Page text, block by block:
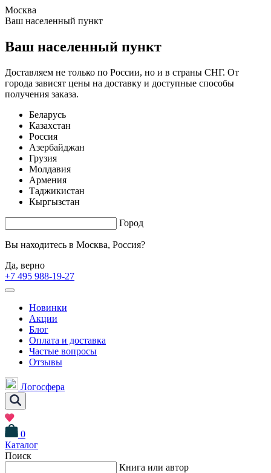
Москва
Ваш населенный пункт
Ваш населенный пункт
Доставляем не только по России, но и в страны СНГ. От
города зависят цены на доставку и доступные способы
получения заказа.
Беларусь
Казахстан
Россия
Азербайджан
Грузия
Молдавия
Армения
Таджикистан
Кыргызстан
Город
Вы находитесь в Москва, Россия?
Да, верно
+7 495 988-19-27
Новинки
Акции
Блог
Оплата и доставка
Частые вопросы
Отзывы
Логосфера
0
Каталог
Поиск
Книга или автор